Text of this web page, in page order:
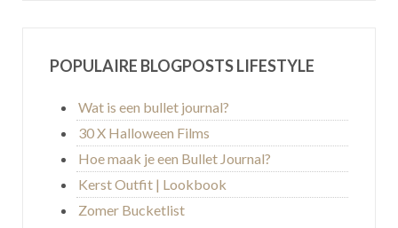
POPULAIRE BLOGPOSTS LIFESTYLE
Wat is een bullet journal?
30 X Halloween Films
Hoe maak je een Bullet Journal?
Kerst Outfit | Lookbook
Zomer Bucketlist